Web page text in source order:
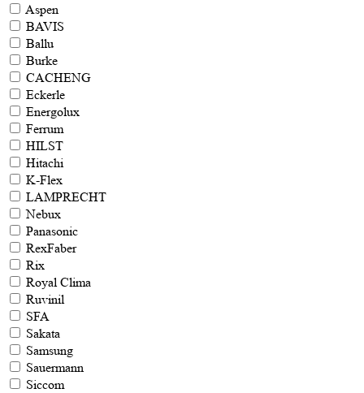
Aspen
BAVIS
Ballu
Burke
CACHENG
Eckerle
Energolux
Ferrum
HILST
Hitachi
K-Flex
LAMPRECHT
Nebux
Panasonic
RexFaber
Rix
Royal Clima
Ruvinil
SFA
Sakata
Samsung
Sauermann
Siccom